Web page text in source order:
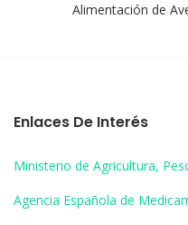
Alimentación de
Enlaces De Interés
Ministerio de Agricultura,
Agencia Española de